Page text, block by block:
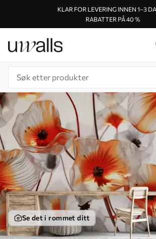
KLAR FOR LEVERING INNEN 1–3
RABATTER PÅ 40 %
Se det i rommet ditt